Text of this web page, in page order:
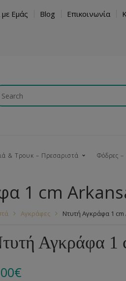
με Εμάς Blog Επικοινωνία
Νήματα
Αξεσουάρ
Κρόσια
Φυτίλια- Κορδόνια
Διάφορες Τρέσες
& Τρουκ – Πρεσαριστά
Ξύλινα
Πουκαμίσου
Στρας
Φόδρες
1 cm
Αγκράφες Ντυτή Αγκράφα 1
Αγκράφα 1
€